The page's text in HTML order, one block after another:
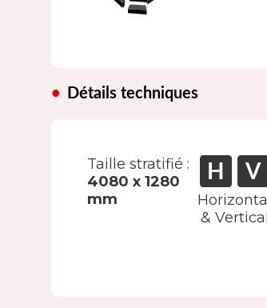
Détails techniques
Taille stratifié :
4080 x 1280
mm
Horizontal
& Vertical